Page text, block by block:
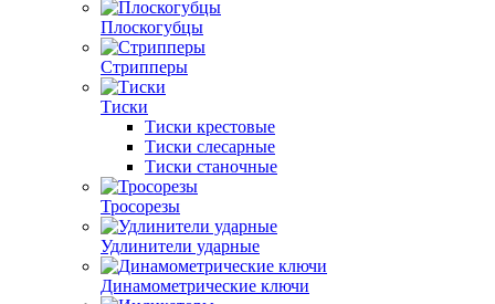
Плоскогубцы
Стрипперы
Тиски
Тиски крестовые
Тиски слесарные
Тиски станочные
Тросорезы
Удлинители ударные
Динамометрические ключи